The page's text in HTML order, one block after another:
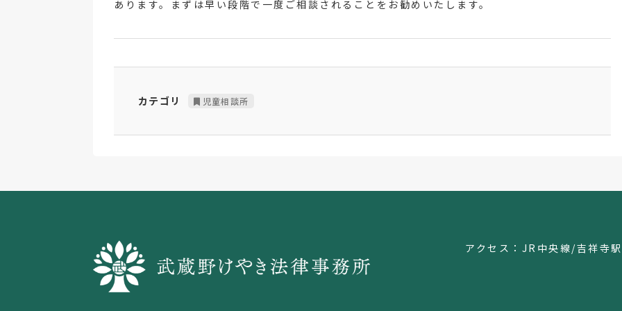
あります。まずは早い段階で一度ご相談されることをお勧めいたします。
カテゴリ 児童相談所
アクセス：JR中央線/吉祥寺